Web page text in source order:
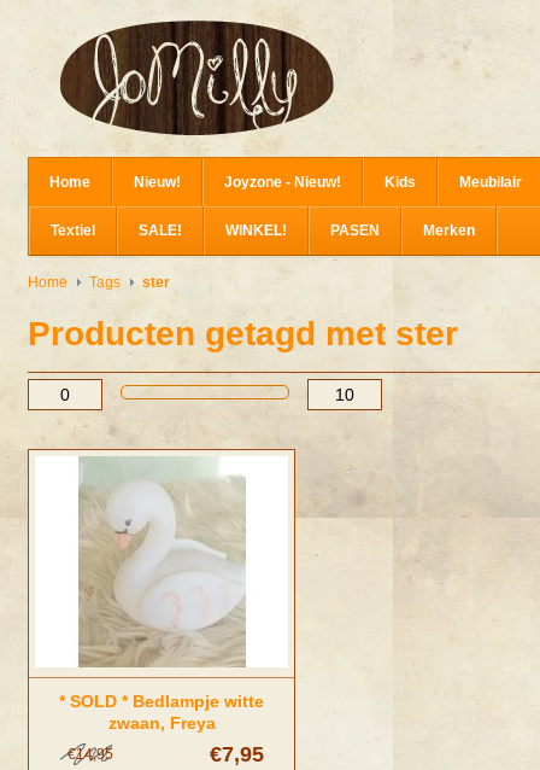
Home Nieuw! Joyzone - Nieuw! Kids Meubilair
Textiel SALE! WINKEL! PASEN Merken
Home Tags ster
Producten getagd met ster
* SOLD * Bedlampje witte
zwaan, Freya
€7,95
€14,95